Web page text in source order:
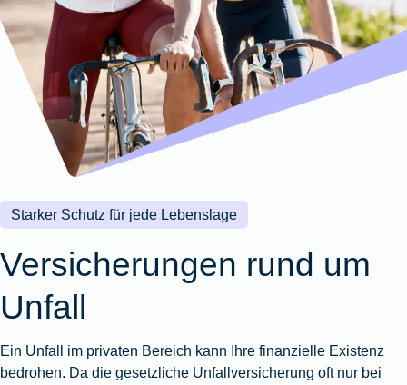
Wohnungsschutzbrief
Zur
Produktübersicht
Gewässerschadenhaftpflicht
Zur
Produktübersicht
Produktübersicht
Reisehaftpflichtversicherung
Reiserücktrittsversicherung
Zur
Produktübersicht
Produktübersicht
Produktübersicht
Produktübersicht
Montageversicherung
Zur
Produktübersicht
Gruppenunfall für
Betriebe
Gruppenunfall für
Vereine
Produktübersicht
Kunstversicherung
Ausstellungsversicherung
Valorenversicherung
Oldtimersammlungsversicherung
Zur
Starker Schutz für jede Lebenslage
Versicherungen rund um
Unfall
Ein Unfall im privaten Bereich kann Ihre finanzielle Existenz
bedrohen. Da die gesetzliche Unfallversicherung oft nur bei